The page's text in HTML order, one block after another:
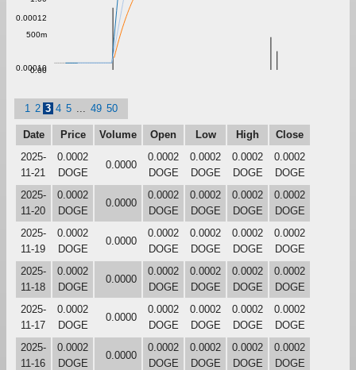
0.00010
0.00012
0.00
500m
1 2 3 4 5 49 50
Date Price Volume Open Low High
Close
2025-
11-21
0.0002
DOGE
0.0000
0.0002
DOGE
0.0002
DOGE
0.0002
DOGE
0.0002
DOGE
2025-
11-20
0.0002
DOGE
0.0000
0.0002
DOGE
0.0002
DOGE
0.0002
DOGE
0.0002
DOGE
2025-
11-19
0.0002
DOGE
0.0000
0.0002
DOGE
0.0002
DOGE
0.0002
DOGE
0.0002
DOGE
2025-
11-18
0.0002
DOGE
0.0000
0.0002
DOGE
0.0002
DOGE
0.0002
DOGE
0.0002
DOGE
2025-
11-17
0.0002
DOGE
0.0000
0.0002
DOGE
0.0002
DOGE
0.0002
DOGE
0.0002
DOGE
2025-
11-16
0.0002
DOGE
0.0000
0.0002
DOGE
0.0002
DOGE
0.0002
DOGE
0.0002
DOGE